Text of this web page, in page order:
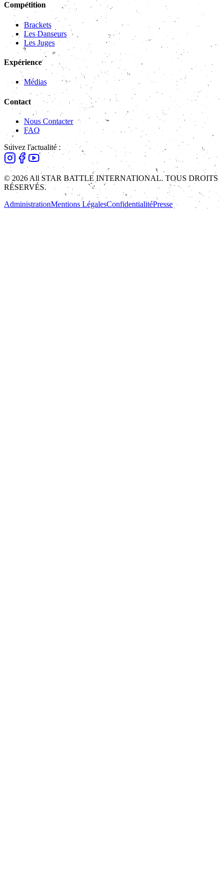
Compétition
Brackets
Les Danseurs
Les Juges
Expérience
Médias
Contact
Nous Contacter
FAQ
Suivez l'actualité :
© 2026 All STAR BATTLE INTERNATIONAL. TOUS DROITS
RÉSERVÉS.
AdministrationMentions LégalesConfidentialitéPresse